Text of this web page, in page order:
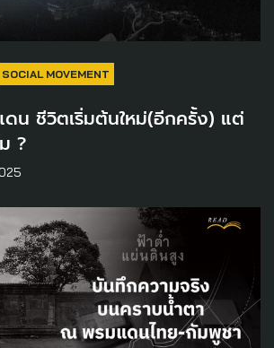
SOCIAL MOVEMENT
ดน ชีวิตเริ่มต้นใหม่(อีกครั้ง) แต่
?